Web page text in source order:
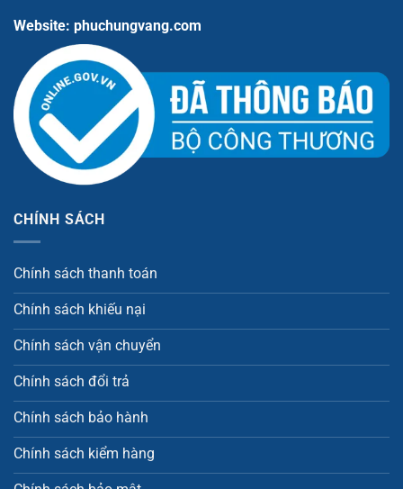
Website: phuchungvang.com
CHÍNH SÁCH
Chính sách thanh toán
Chính sách khiếu nại
Chính sách vận chuyển
Chính sách đổi trả
Chính sách bảo hành
Chính sách kiểm hàng